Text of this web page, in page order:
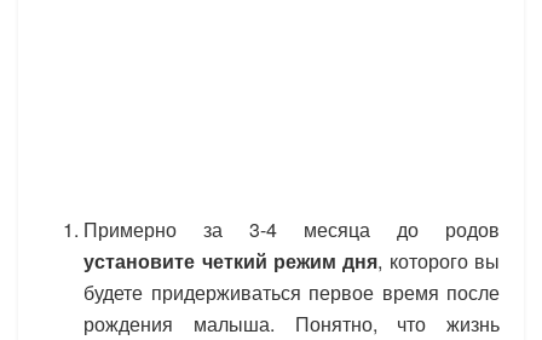
Примерно за 3-4 месяца до родов
установите четкий режим дня, которого вы
будете придерживаться первое время после
рождения малыша. Понятно, что жизнь